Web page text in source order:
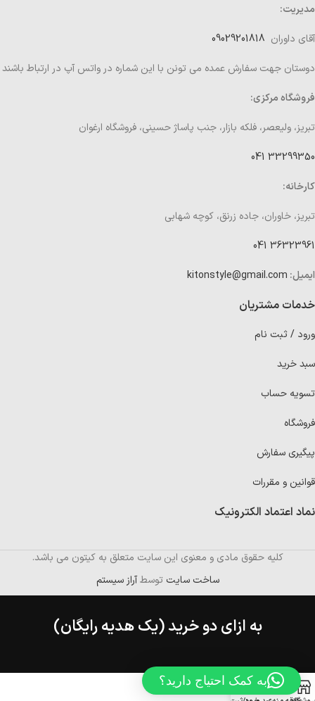
مدیریت:
آقای داوران
دوستان جهت سفارش عمده می تونن با این شماره در واتس آپ در ارتباط باشند
فروشگاه مرکزی:
تبریز، ولیعصر، فلکه بازار، جنب پاساژ حسینی، فروشگاه ارغوان
33299350 041
کارخانه:
تبریز، خاوران، جاده زرنق، کوچه شهابی
36323961 041
ایمیل: kitonstyle@gmail.com
خدمات مشتریان
ورود / ثبت نام
سبد خرید
تسویه حساب
فروشگاه
پیگیری سفارش
قوانین و مقررات
نماد اعتماد الکترونیک
کلیه حقوق مادی و معنوی این سایت متعلق به کیتون می باشد.
ساخت سایت توسطآراز سیستم
به ازای دو خرید (یک هدیه رایگان)
به کمک احتیاج دارید؟